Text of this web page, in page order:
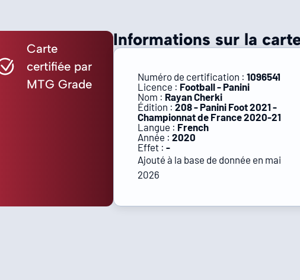
Carte
certifiée par
MTG Grade
Informations sur la
Numéro de certification :1096541
Licence : Football - Panini
Nom : Rayan Cherki
Édition :208 - Panini Foot 2021 -
Championnat de France 2020-21
Langue : French
Année :2020
Effet :-
Ajouté à la base de donnée en mai
2026